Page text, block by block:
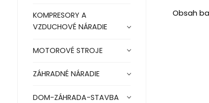
KOMPRESORY A
VZDUCHOVÉ NÁRADIE
MOTOROVÉ STROJE
ZÁHRADNÉ NÁRADIE
DOM-ZÁHRADA-STAVBA
Obsah